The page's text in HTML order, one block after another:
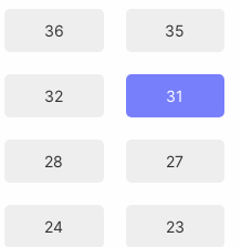
36 35
32 31
28 27
24 23